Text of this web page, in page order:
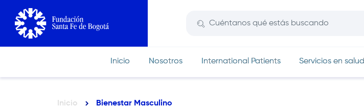
contenido
Inicio Nosotros International Patients Servicios en salud
Inicio Bienestar Masculino